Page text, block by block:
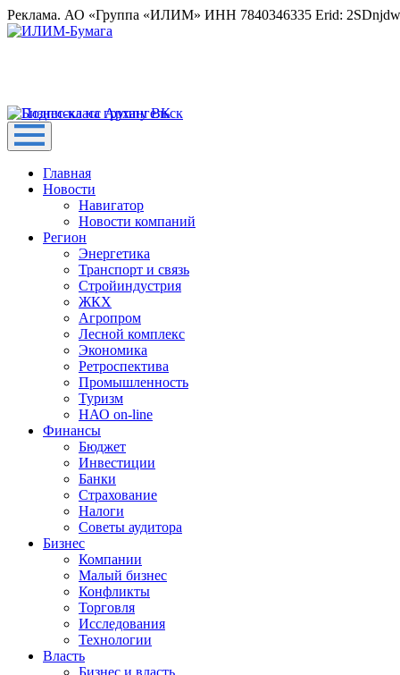
Реклама. АО «Группа «ИЛИМ» ИНН 7840346335 Erid:
Главная
Новости
Навигатор
Новости компаний
Регион
Энергетика
Транспорт и связь
Стройиндустрия
ЖКХ
Агропром
Лесной комплекс
Экономика
Ретроспектива
Промышленность
Туризм
НАО on-line
Финансы
Бюджет
Инвестиции
Банки
Страхование
Налоги
Советы аудитора
Бизнес
Компании
Малый бизнес
Конфликты
Торговля
Исследования
Технологии
Власть
Бизнес и власть